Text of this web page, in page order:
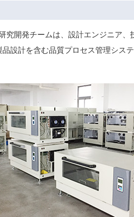
究開発チームは、設計エンジニア、
設計を含む品質プロセス管理シス